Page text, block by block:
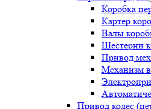
Коробка
Картер
Валы
Шестерни
Привод
Механизм
Привод колес